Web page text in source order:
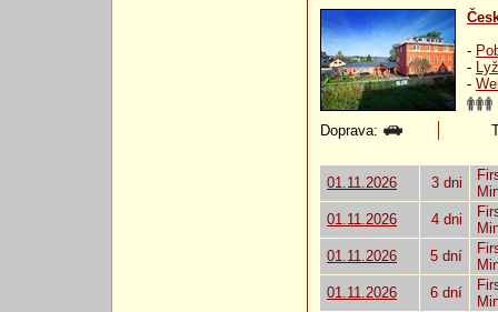
-
-
-
Doprava:
01.11.2026 3 dni
01.11.2026
4 dni
01.11.2026
5 dní
01.11.2026
6 dní